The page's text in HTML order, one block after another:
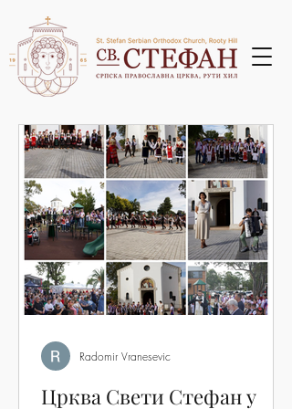
Црква Свети Стефан у
Radomir Vranesevic